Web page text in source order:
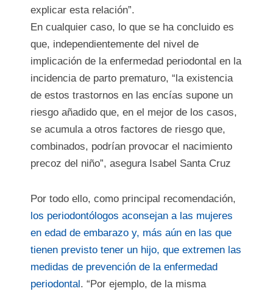
explicar esta relación”.
En cualquier caso, lo que se ha concluido es
que, independientemente del nivel de
implicación de la enfermedad periodontal en la
incidencia de parto prematuro, “la existencia
de estos trastornos en las encías supone un
riesgo añadido que, en el mejor de los casos,
se acumula a otros factores de riesgo que,
combinados, podrían provocar el nacimiento
precoz del niño”, asegura Isabel Santa Cruz
Por todo ello, como principal recomendación,
los periodontólogos aconsejan a las mujeres
en edad de embarazo y, más aún en las que
tienen previsto tener un hijo, que extremen las
medidas de prevención de la enfermedad
periodontal. “Por ejemplo, de la misma